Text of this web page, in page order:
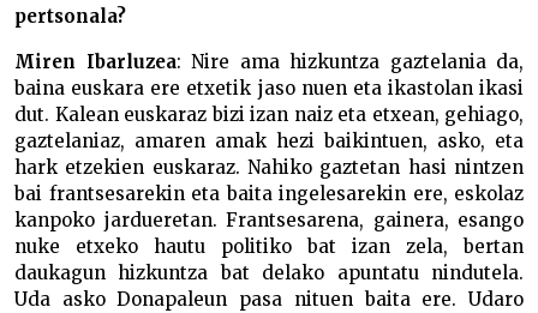
pertsonala?
Miren Ibarluzea: Nire ama hizkuntza gaztelania da,
baina euskara ere etxetik jaso nuen eta ikastolan ikasi
dut. Kalean euskaraz bizi izan naiz eta etxean, gehiago,
gaztelaniaz, amaren amak hezi baikintuen, asko, eta
hark etzekien euskaraz. Nahiko gaztetan hasi nintzen
bai frantsesarekin eta baita ingelesarekin ere, eskolaz
kanpoko jardueretan. Frantsesarena, gainera, esango
nuke etxeko hautu politiko bat izan zela, bertan
daukagun hizkuntza bat delako apuntatu nindutela.
Uda asko Donapaleun pasa nituen baita ere. Udaro